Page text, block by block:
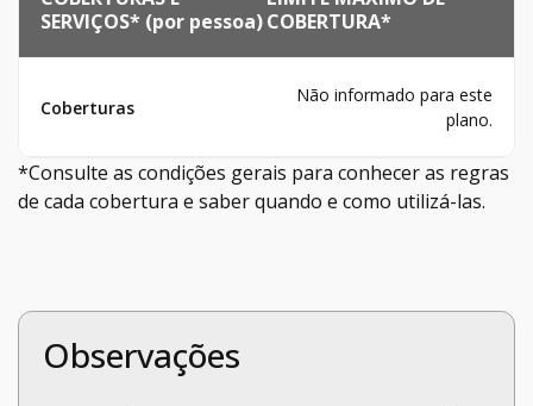
SERVIÇOS* (por pessoa)COBERTURA*
Coberturas
Não informado para este
plano.
*Consulte as condições gerais para conhecer as regras
de cada cobertura e saber quando e como utilizá-las.
Observações